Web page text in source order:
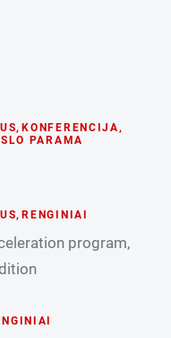
,KONFERENCIJA ,
PARAMA
,RENGINIAI
program,